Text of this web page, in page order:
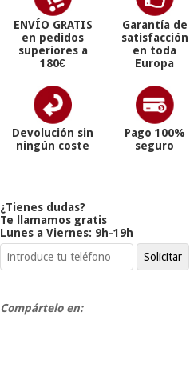
ENVÍO GRATIS
en pedidos
superiores a
180€
Garantía de
satisfacción
en toda
Europa
Devolución sin
ningún coste
Pago 100%
seguro
¿Tienes dudas?
Te llamamos gratis
Lunes a Viernes: 9h-19h
Compártelo en: